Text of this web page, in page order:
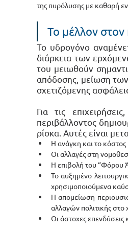
της πυρόλυσης με καθαρή
Το μέλλον στον
Το υδρογόνο
διάρκεια των
του μειωθούν
απόδοσης, μείωση
σχετιζόμενης
Για τις
περιβάλλοντος
ρίσκα. Αυτές είναι
Η ανάγκη και το
Οι αλλαγές στη
Η επιβολή του “Φόρου
Το αυξημένο
χρησιμοποιούμενα
Η απομείωση
αλλαγών πολιτικής στο
Οι άστοχες επενδύσεις